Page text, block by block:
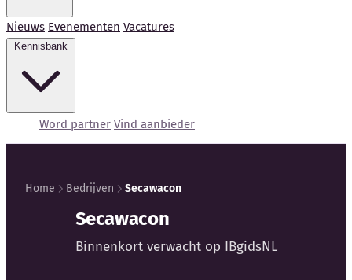
Nieuws Evenementen Vacatures
Word partner Vind aanbieder
Home Bedrijven Secawacon
Secawacon
Binnenkort verwacht op IBgidsNL